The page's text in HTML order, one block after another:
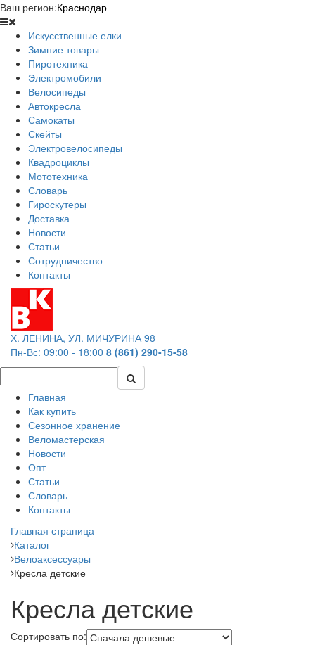
Ваш регион:Краснодар
Искусственные елки
Зимние товары
Пиротехника
Электромобили
Велосипеды
Автокресла
Самокаты
Скейты
Электровелосипеды
Квадроциклы
Мототехника
Словарь
Гироскутеры
Доставка
Новости
Статьи
Сотрудничество
Контакты
Х. ЛЕНИНА, УЛ. МИЧУРИНА 98
Пн-Вс: 09:00 - 18:00 8 (861) 290-15-58
Главная
Как купить
Сезонное хранение
Веломастерская
Новости
Опт
Статьи
Словарь
Контакты
Главная страница
Каталог
Велоаксессуары
Кресла детские
Кресла детские
Сортировать по: